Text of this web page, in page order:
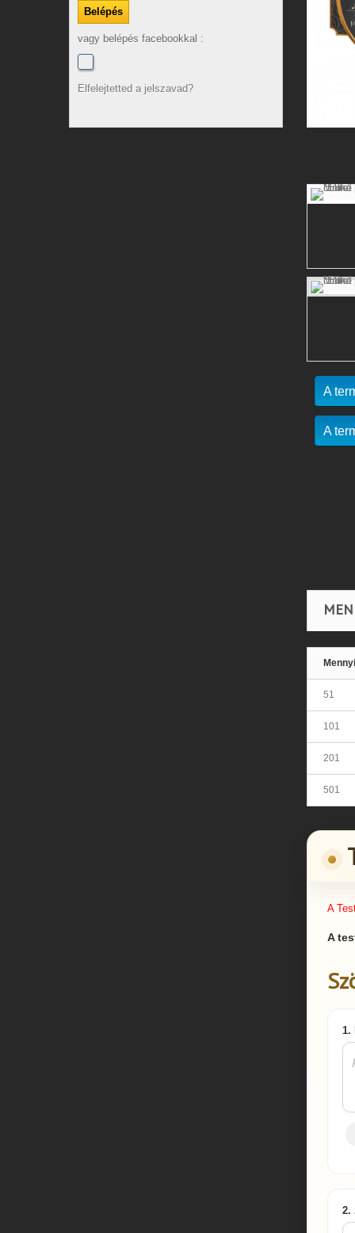
vagy belépés facebookkal :
Elfelejtetted a jelszavad?
A
A
51
101
201
501
A
A
1.
2.